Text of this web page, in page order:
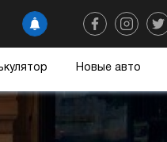
Новые авто